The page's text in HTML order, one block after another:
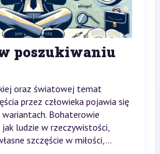
poszukiwaniu
oraz światowej temat
przez człowieka pojawia się
Bohaterowie
ludzie w rzeczywistości,
szczęście w miłości,...